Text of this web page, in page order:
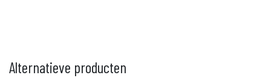
Alternatieve producten